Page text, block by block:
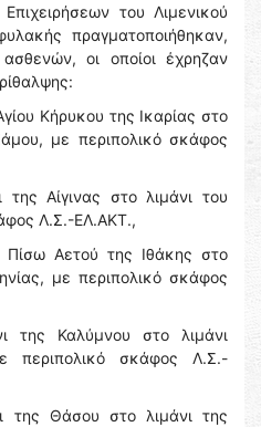
του Λιμενικού
πραγματοποιήθηκαν,
οι οποίοι έχρηζαν
Κήρυκου της Ικαρίας στο
με περιπολικό σκάφος
Αίγινας στο λιμάνι του
Λ.Σ.-ΕΛ.ΑΚΤ.,
Πίσω Αετού της Ιθάκης στο
με περιπολικό σκάφος
της Καλύμνου στο λιμάνι
περιπολικό σκάφος Λ.Σ.-
της Θάσου στο λιμάνι της